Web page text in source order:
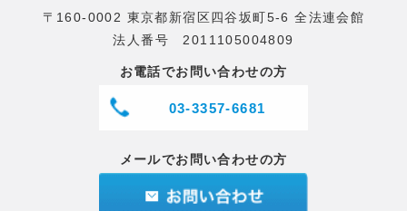
〒160-0002 東京都新宿区四谷坂町5-6 全法連会館
法人番号 2011105004809
お電話でお問い合わせの方
03-3357-6681
メールでお問い合わせの方